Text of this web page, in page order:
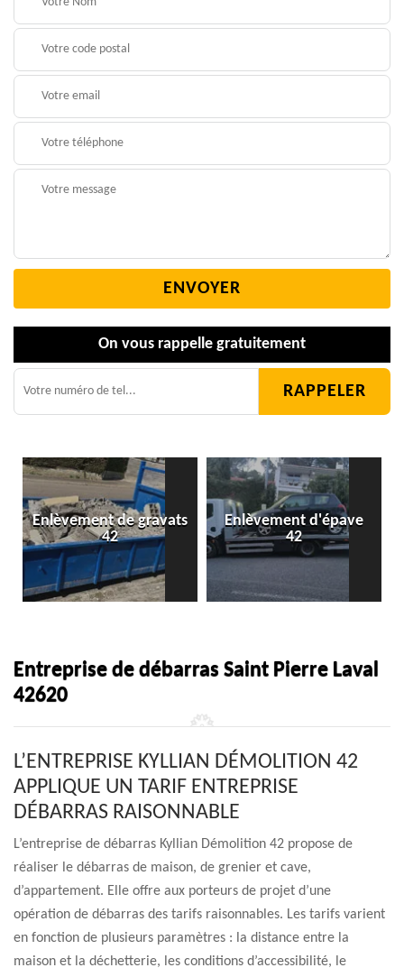
On vous rappelle gratuitement
Enlèvement de gravats
42
Enlèvement d'épave
42
Entreprise de débarras Saint Pierre Laval
42620
L’ENTREPRISE KYLLIAN DÉMOLITION 42
APPLIQUE UN TARIF ENTREPRISE
DÉBARRAS RAISONNABLE
L’entreprise de débarras Kyllian Démolition 42 propose de
réaliser le débarras de maison, de grenier et cave,
d’appartement. Elle offre aux porteurs de projet d’une
opération de débarras des tarifs raisonnables. Les tarifs varient
en fonction de plusieurs paramètres : la distance entre la
maison et la déchetterie, les conditions d’accessibilité, le